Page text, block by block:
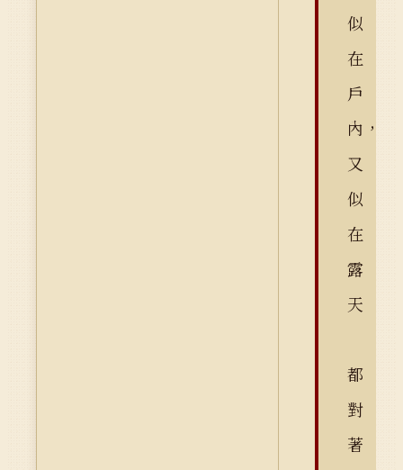
似
在
戶
內，
又
似
在
露
天
都
對
著